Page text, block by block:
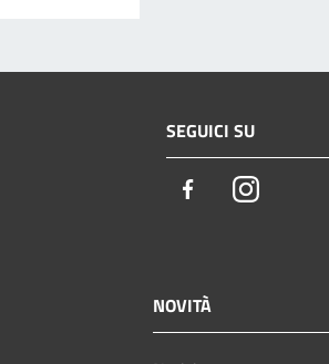
SEGUICI SU
FacebookInstagram
NOVITÀ